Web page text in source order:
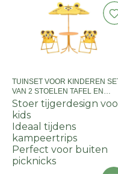
TUINSET VOOR KINDEREN
VAN 2 STOELEN TAFEL EN
PARASOL TIJGER DESIGN
Stoer tijgerdesign
kids
Ideaal tijdens
kampeertrips
Perfect voor buiten
picknicks